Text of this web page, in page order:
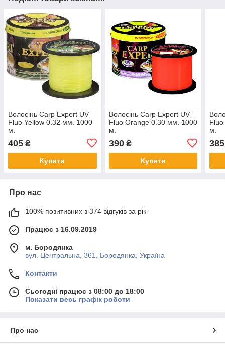
Волосінь Carp Expert UV
Fluo Yellow 0.32 мм. 1000
м.
405 ₴
Купити
Волосінь Carp Expert UV
Fluo Orange 0.30 мм. 1000
м.
390₴
Купити
м.
385
Про нас
100% позитивних з 374 відгуків за рік
Працює з 16.09.2019
м. Бородянка
вул. Центральна, 361, Бородянка, Україна
Контакти
Сьогодні працює з 08:00 до 18:00
Показати весь графік роботи
Про нас